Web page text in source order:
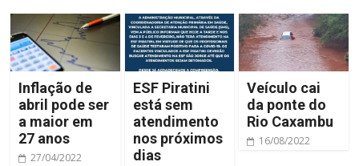
Inflação de
abril pode ser
a maior em
27 anos
27/04/2022
ESF Piratini
está sem
atendimento
nos próximos
dias
Veículo cai
da ponte do
Rio Caxambu
16/08/2022